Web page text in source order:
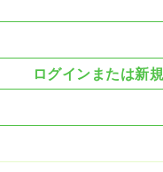
ログインまたは新